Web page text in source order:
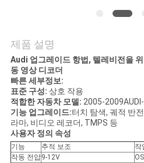
세
요
뉴
스
제품 설명
Audi 업그레이드 항법, 텔레비전을
동 영상 디코더
빠른 세부정보:
표준 구성: 상호 작용
적합한 자동차 모델: 2005-
기능 업그레이드:터치 탐색, 궤적 반
라마, 비디오 레코더, TMPS 등
사용자 정의 속성
기능 추적 보조 작
작동 전압9-12V OS